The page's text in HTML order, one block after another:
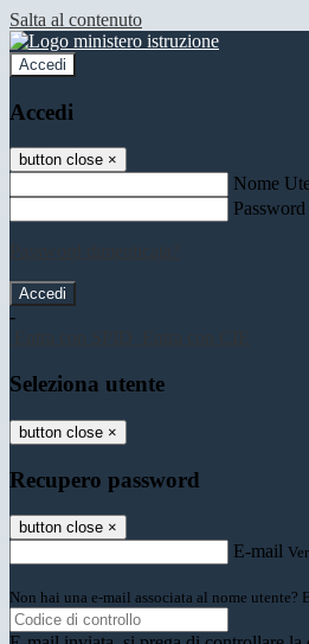
Salta al contenuto
Accedi
Accedi
button close ×
Nome
Password
-
Seleziona utente
button close ×
Recupero password
button close ×
E-mail
Non hai una e-mail associata al nome utente?